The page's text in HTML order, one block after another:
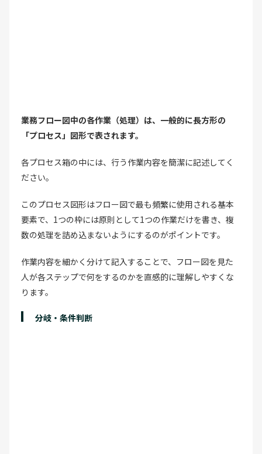
業務フロー図中の各作業（処理）は、一般的に長方形の
「プロセス」図形で表されます。
各プロセス箱の中には、行う作業内容を簡潔に記述してく
ださい。
このプロセス図形はフロー図で最も頻繁に使用される基本
要素で、1つの枠には原則として1つの作業だけを書き、複
数の処理を詰め込まないようにするのがポイントです。
作業内容を細かく分けて記入することで、フロー図を見た
人が各ステップで何をするのかを直感的に理解しやすくな
ります。
分岐・条件判断